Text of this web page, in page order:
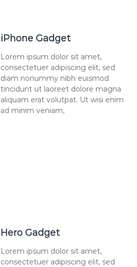
iPhone Gadget
Lorem ipsum dolor sit amet,
consectetuer adipiscing elit, sed
diam nonummy nibh euismod
tincidunt ut laoreet dolore magna
aliquam erat volutpat. Ut wisi enim
ad minim veniam,
Hero Gadget
Lorem ipsum dolor sit amet,
consectetuer adipiscing elit, sed